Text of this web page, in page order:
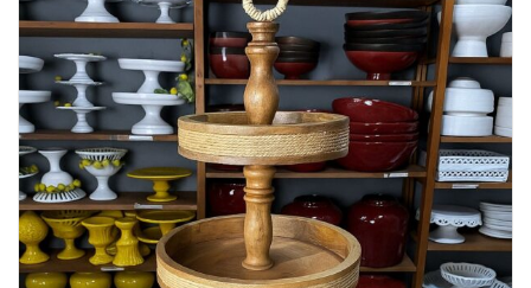
Lost Password
Cadastrar Conta